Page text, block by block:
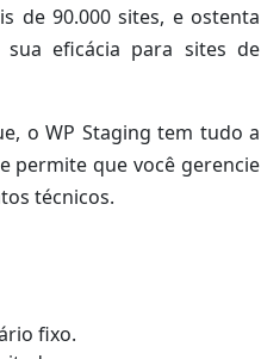
de 90.000 sites, e ostenta
sua eficácia para sites de
o WP Staging tem tudo a
permite que você gerencie
técnicos.
fixo.